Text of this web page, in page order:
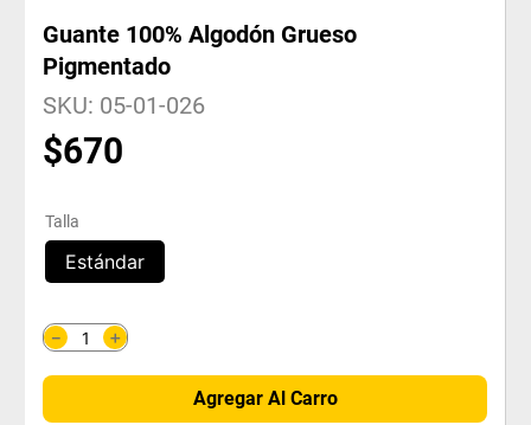
Guante 100% Algodón Grueso
Pigmentado
SKU: 05-01-026
$670
Talla
Estándar
＋
－
Agregar Al Carro